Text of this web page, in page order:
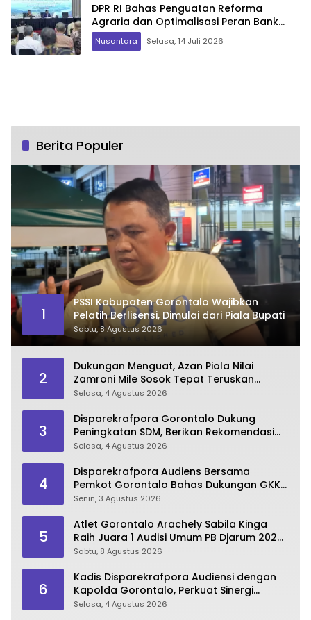
DPR RI Bahas Penguatan Reforma
Agraria dan Optimalisasi Peran Bank
Tanah
Nusantara Selasa, 14 Juli 2026
Berita Populer
1
PSSI Kabupaten Gorontalo Wajibkan
Pelatih Berlisensi, Dimulai dari Piala Bupati
Sabtu, 8 Agustus 2026
2
Dukungan Menguat, Azan Piola Nilai
Zamroni Mile Sosok Tepat Teruskan
Pembangunan Bone Bolango
Selasa, 4 Agustus 2026
3
Disparekrafpora Gorontalo Dukung
Peningkatan SDM, Berikan Rekomendasi
Studi S3 bagi Pegawai
Selasa, 4 Agustus 2026
4
Disparekrafpora Audiens Bersama
Pemkot Gorontalo Bahas Dukungan GKK
2026
Senin, 3 Agustus 2026
5
Atlet Gorontalo Arachely Sabila Kinga
Raih Juara 1 Audisi Umum PB Djarum 2026
di Makassar
Sabtu, 8 Agustus 2026
6
Kadis Disparekrafpora Audiensi dengan
Kapolda Gorontalo, Perkuat Sinergi
Sukseskan Gorontalo Karnaval Karawo
Selasa, 4 Agustus 2026